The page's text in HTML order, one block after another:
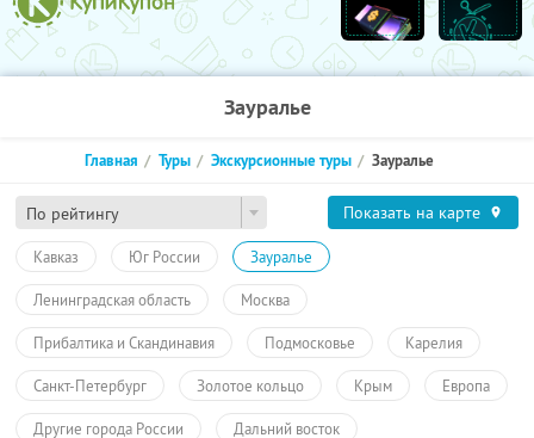
Зауралье
По рейтингу
Главная Туры Экскурсионные туры Зауралье
Показать на карте
Кавказ Юг России Зауралье
Ленинградская область Москва
Прибалтика и Скандинавия Подмосковье Карелия
Санкт-Петербург Золотое кольцо Крым Европа
Другие города России Дальний восток